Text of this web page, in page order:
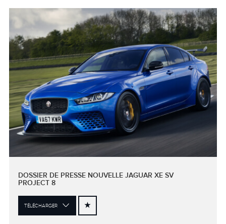
DOSSIER DE PRESSE NOUVELLE JAGUAR XE SV
PROJECT 8
TÉLÉCHARGER